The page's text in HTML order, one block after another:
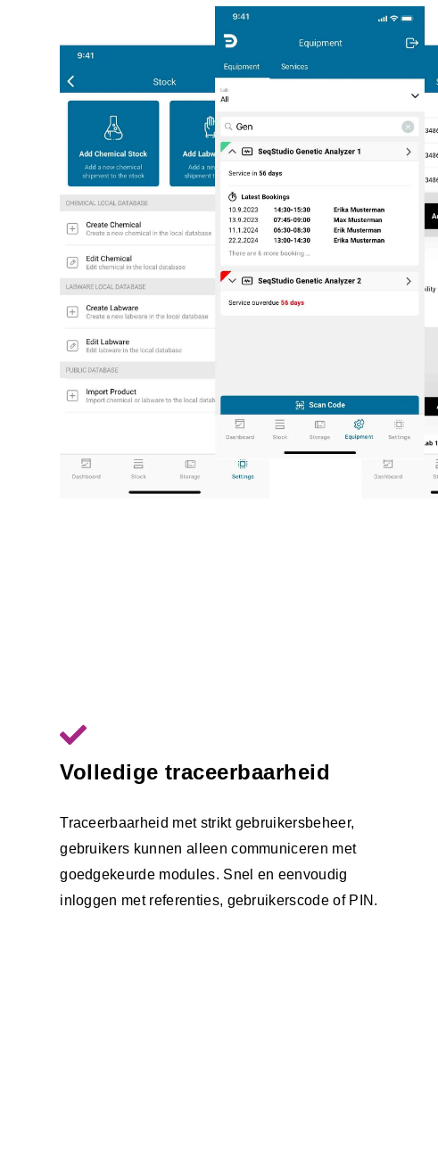
Volledige traceerbaarheid
Traceerbaarheid met strikt gebruikersbeheer,
gebruikers kunnen alleen communiceren met
goedgekeurde modules. Snel en eenvoudig
inloggen met referenties, gebruikerscode of PIN.